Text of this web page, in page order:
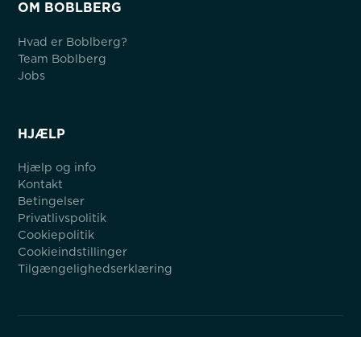
OM BOBLBERG
Hvad er Boblberg?
Team Boblberg
Jobs
HJÆLP
Hjælp og info
Kontakt
Betingelser
Privatlivspolitik
Cookiepolitik
Cookieindstillinger
Tilgængelighedserklæring